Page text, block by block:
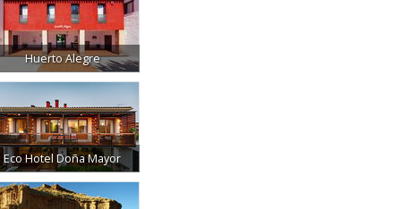
Huerto Alegre
Eco Hotel Doña Mayor